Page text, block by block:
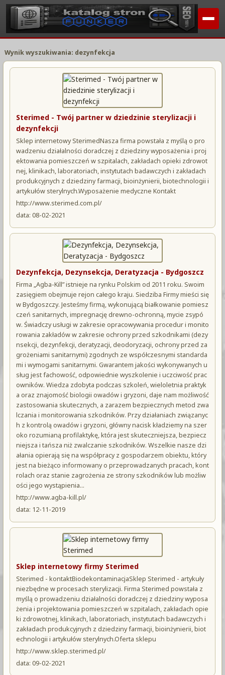
Wynik wyszukiwania: dezynfekcja
Sterimed - Twój partner w dziedzinie sterylizacji i
dezynfekcji
Sklep internetowy SterimedNasza firma powstała z myślą o pro
wadzeniu działalności doradczej z dziedziny wyposażenia i proj
ektowania pomieszczeń w szpitalach, zakładach opieki zdrowot
nej, klinikach, laboratoriach, instytutach badawczych i zakładach
produkcyjnych z dziedziny farmacji, bioinżynierii, biotechnologii i
artykułów sterylnych.Wyposażenie medyczne Kontakt
http://www.sterimed.com.pl/
data: 08-02-2021
Dezynfekcja, Dezynsekcja, Deratyzacja - Bydgoszcz
Firma „Agba-Kill” istnieje na rynku Polskim od 2011 roku. Swoim
zasięgiem obejmuje rejon całego kraju. Siedziba Firmy mieści się
w Bydgoszczy. Jesteśmy firmą, wykonującą białkowanie pomiesz
czeń sanitarnych, impregnację drewno-ochronną, mycie zsypó
w. Świadczy usługi w zakresie opracowywania procedur i monito
rowania zakładów w zakresie ochrony przed szkodnikami (dezy
nsekcji, dezynfekcji, deratyzacji, deodoryzacji, ochrony przed za
grożeniami sanitarnymi) zgodnych ze współczesnymi standarda
mi i wymogami sanitarnymi. Gwarantem jakości wykonywanych u
sług jest fachowość, odpowiednie wyszkolenie i uczciwość prac
owników. Wiedza zdobyta podczas szkoleń, wieloletnia praktyk
a oraz znajomość biologii owadów i gryzoni, daje nam możliwość
zastosowania skutecznych, a zarazem bezpiecznych metod zwa
lczania i monitorowania szkodników. Przy działaniach związanyc
h z kontrolą owadów i gryzoni, główny nacisk kładziemy na szer
oko rozumianą profilaktykę, która jest skuteczniejsza, bezpiecz
niejsza i tańsza niż zwalczanie szkodników. Wszelkie nasze dzi
ałania opierają się na współpracy z gospodarzem obiektu, który
jest na bieżąco informowany o przeprowadzanych pracach, kont
rolach oraz stanie zagrożenia ze strony szkodników lub możliw
ości jego wystąpienia...
http://www.agba-kill.pl/
data: 12-11-2019
Sklep internetowy firmy Sterimed
Sterimed - kontaktBiodekontaminacjaSklep Sterimed - artykuły
niezbędne w procesach sterylizacji. Firma Sterimed powstała z
myślą o prowadzeniu działalności doradczej z dziedziny wyposa
żenia i projektowania pomieszczeń w szpitalach, zakładach opie
ki zdrowotnej, klinikach, laboratoriach, instytutach badawczych i
zakładach produkcyjnych z dziedziny farmacji, bioinżynierii, biot
echnologii i artykułów sterylnych.Oferta sklepu
http://www.sklep.sterimed.pl/
data: 09-02-2021